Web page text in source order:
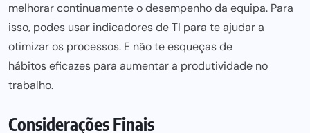
melhorar continuamente o desempenho da equipa. Para
isso, podes usar indicadores de TI para te ajudar a
otimizar os processos. E não te esqueças de
hábitos eficazes para aumentar a produtividade no
trabalho.
Considerações Finais